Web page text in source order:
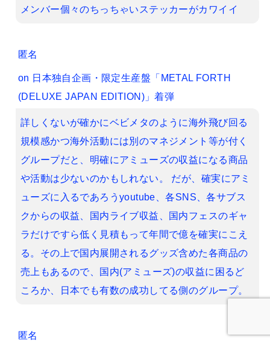
メンバー個々のちっちゃいステッカーがカワイイ
匿名
on 日本独自企画・限定生産盤「METAL FORTH
(DELUXE JAPAN EDITION)」着弾
詳しくないが確かにベビメタのように海外飛び回る
規模感かつ海外活動には別のマネジメント等が付く
グループだと、明確にアミューズの収益になる商品
や活動は少ないのかもしれない。 だが、確実にアミ
ューズに入るであろうyoutube、各SNS、各サブス
クからの収益、国内ライブ収益、国内フェスのギャ
ラだけですら低く見積もって年間で億を確実にこえ
る。その上で国内展開されるグッズ含めた各商品の
売上もあるので、国内(アミューズ)の収益に困るど
ころか、日本でも有数の成功してる側のグループ。
匿名